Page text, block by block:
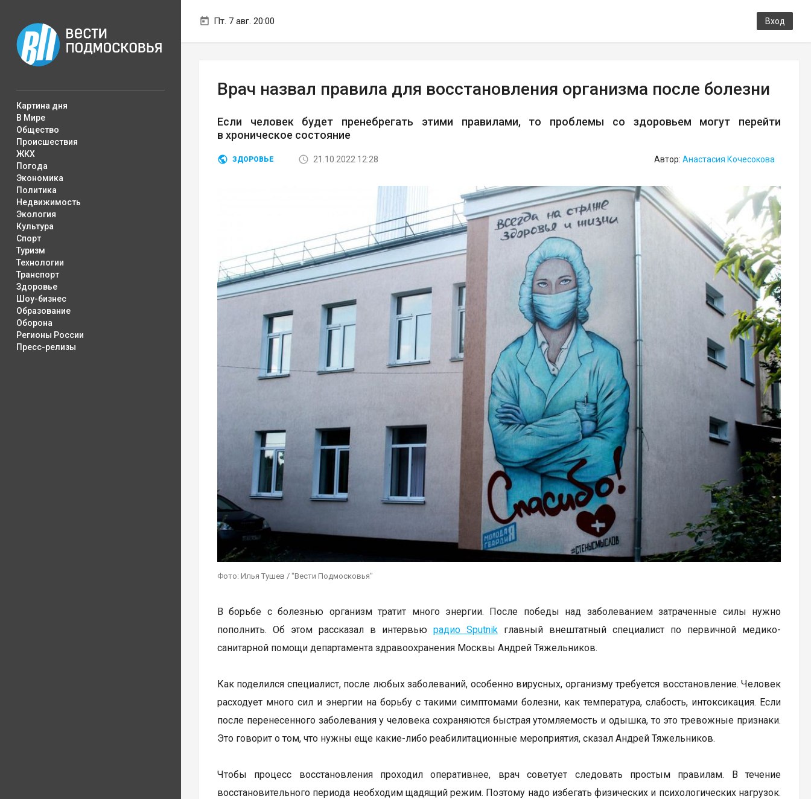
Пт. 7 авг. 20:00 Вход
Картина дня
В Мире
Общество
Происшествия
ЖКХ
Погода
Экономика
Политика
Недвижимость
Экология
Культура
Спорт
Туризм
Технологии
Транспорт
Здоровье
Шоу-бизнес
Образование
Оборона
Регионы России
Пресс-релизы
Врач назвал правила для восстановления организма после болезни
Если человек будет пренебрегать этими правилами, то проблемы со здоровьем могут перейти
в хроническое состояние
ЗДОРОВЬЕ 21.10.2022 12:28 Автор: Анастасия Кочесокова
Фото: Илья Тушев / "Вести Подмосковья"
В борьбе с болезнью организм тратит много энергии. После победы над заболеванием затраченные силы нужно
пополнить. Об этом рассказал в интервью радио Sputnik главный внештатный специалист по первичной медико-
санитарной помощи департамента здравоохранения Москвы Андрей Тяжельников.
Как поделился специалист, после любых заболеваний, особенно вирусных, организму требуется восстановление. Человек
расходует много сил и энергии на борьбу с такими симптомами болезни, как температура, слабость, интоксикация. Если
после перенесенного заболевания у человека сохраняются быстрая утомляемость и одышка, то это тревожные признаки.
Это говорит о том, что нужны еще какие-либо реабилитационные мероприятия, сказал Андрей Тяжельников.
Чтобы процесс восстановления проходил оперативнее, врач советует следовать простым правилам. В течение
восстановительного периода необходим щадящий режим. Поэтому надо избегать физических и психологических нагрузок.